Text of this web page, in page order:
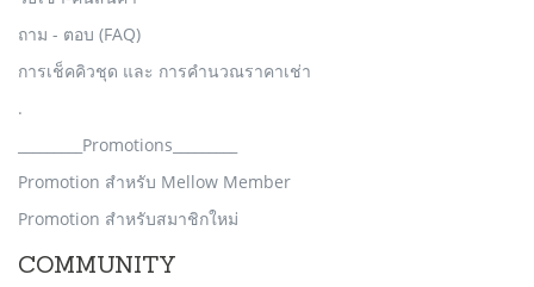
ถาม - ตอบ (FAQ)
การเช็คคิวชุด และ การคำนวณราคาเช่า
.
_________Promotions_________
Promotion สำหรับ Mellow Member
Promotion สำหรับสมาชิกใหม่
COMMUNITY